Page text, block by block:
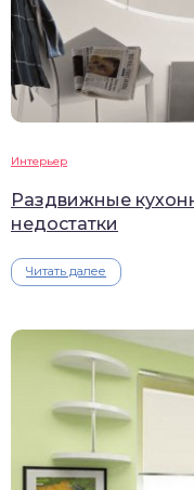
Интерьер
Раздвижные
недостатки
Читать далее